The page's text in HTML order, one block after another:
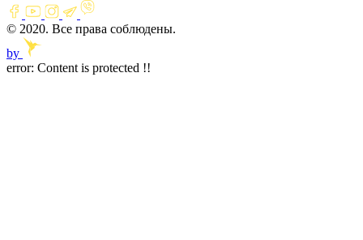
© 2020. Все права соблюдены.
by
error: Content is protected !!